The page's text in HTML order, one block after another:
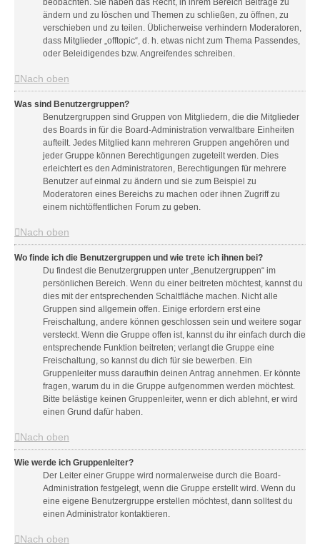
beobachten. Sie haben das Recht, in ihrem Bereich Beiträge zu
ändern und zu löschen und Themen zu schließen, zu öffnen, zu
verschieben und zu teilen. Üblicherweise verhindern Moderatoren,
dass Mitglieder „offtopic“, d. h. etwas nicht zum Thema Passendes,
oder Beleidigendes bzw. Angreifendes schreiben.
Nach oben
Was sind Benutzergruppen?
Benutzergruppen sind Gruppen von Mitgliedern, die die Mitglieder
des Boards in für die Board-Administration verwaltbare Einheiten
aufteilt. Jedes Mitglied kann mehreren Gruppen angehören und
jeder Gruppe können Berechtigungen zugeteilt werden. Dies
erleichtert es den Administratoren, Berechtigungen für mehrere
Benutzer auf einmal zu ändern und sie zum Beispiel zu
Moderatoren eines Bereichs zu machen oder ihnen Zugriff zu
einem nichtöffentlichen Forum zu geben.
Nach oben
Wo finde ich die Benutzergruppen und wie trete ich ihnen bei?
Du findest die Benutzergruppen unter „Benutzergruppen“ im
persönlichen Bereich. Wenn du einer beitreten möchtest, kannst du
dies mit der entsprechenden Schaltfläche machen. Nicht alle
Gruppen sind allgemein offen. Einige erfordern erst eine
Freischaltung, andere können geschlossen sein und weitere sogar
versteckt. Wenn die Gruppe offen ist, kannst du ihr einfach durch die
entsprechende Funktion beitreten; verlangt die Gruppe eine
Freischaltung, so kannst du dich für sie bewerben. Ein
Gruppenleiter muss daraufhin deinen Antrag annehmen. Er könnte
fragen, warum du in die Gruppe aufgenommen werden möchtest.
Bitte belästige keinen Gruppenleiter, wenn er dich ablehnt, er wird
einen Grund dafür haben.
Nach oben
Wie werde ich Gruppenleiter?
Der Leiter einer Gruppe wird normalerweise durch die Board-
Administration festgelegt, wenn die Gruppe erstellt wird. Wenn du
eine eigene Benutzergruppe erstellen möchtest, dann solltest du
einen Administrator kontaktieren.
Nach oben